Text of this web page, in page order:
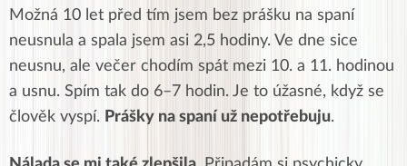
Možná 10 let před tím jsem bez prášku na spaní
neusnula a spala jsem asi 2,5 hodiny. Ve dne sice
neusnu, ale večer chodím spát mezi 10. a 11. hodinou
a usnu. Spím tak do 6–7 hodin. Je to úžasné, když se
člověk vyspí. Prášky na spaní už nepotřebuju.